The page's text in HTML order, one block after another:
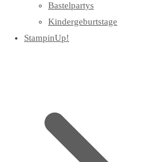
Bastelpartys
Kindergeburtstage
StampinUp!